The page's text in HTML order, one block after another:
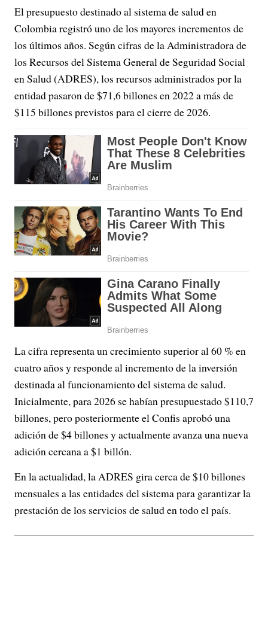
El presupuesto destinado al sistema de salud en
Colombia registró uno de los mayores incrementos de
los últimos años. Según cifras de la Administradora de
los Recursos del Sistema General de Seguridad Social
en Salud (ADRES), los recursos administrados por la
entidad pasaron de $71,6 billones en 2022 a más de
$115 billones previstos para el cierre de 2026.
La cifra representa un crecimiento superior al 60 % en
cuatro años y responde al incremento de la inversión
destinada al funcionamiento del sistema de salud.
Inicialmente, para 2026 se habían presupuestado $110,7
billones, pero posteriormente el Confis aprobó una
adición de $4 billones y actualmente avanza una nueva
adición cercana a $1 billón.
En la actualidad, la ADRES gira cerca de $10 billones
mensuales a las entidades del sistema para garantizar la
prestación de los servicios de salud en todo el país.